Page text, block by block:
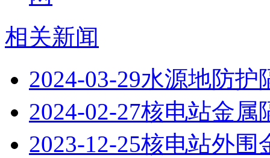
相关新闻
2024-03-29水源地防护
2024-02-27核电站金属
2023-12-25核电站外围